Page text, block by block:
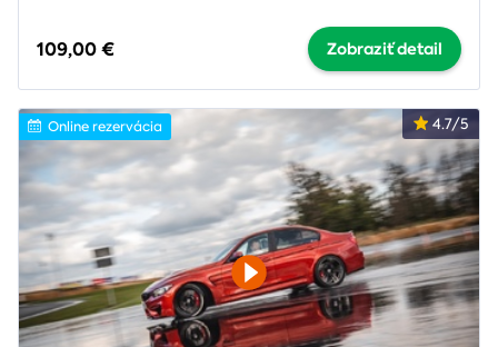
109,00 € Zobraziť detail
4.7/5
Online rezervácia